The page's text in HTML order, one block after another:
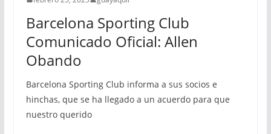
Barcelona Sporting Club
Comunicado Oficial: Allen
Obando
Barcelona Sporting Club informa a sus socios e
hinchas, que se ha llegado a un acuerdo para que
nuestro querido